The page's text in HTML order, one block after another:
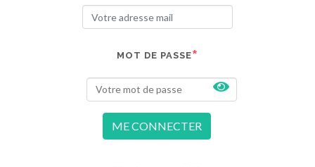
MOT DE PASSE
ME CONNECTER